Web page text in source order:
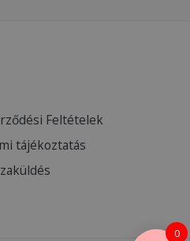
Feltételek
tájékoztatás
0